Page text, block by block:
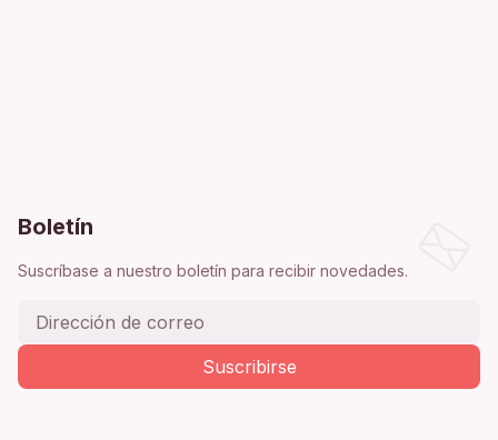
Boletín
Suscríbase a nuestro boletín para recibir novedades.